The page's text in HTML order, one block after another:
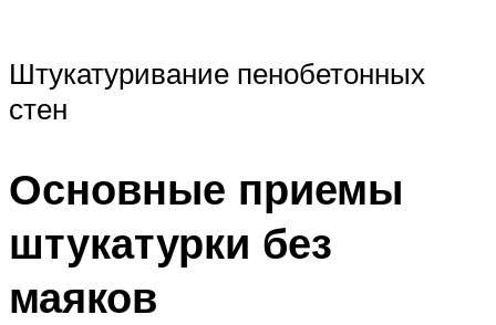
Штукатуривание пенобетонных
стен
Основные приемы
штукатурки без
маяков